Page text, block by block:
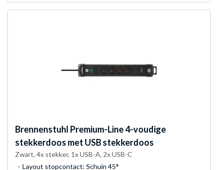
Brennenstuhl Premium-Line 4-voudige
stekkerdoos met USB stekkerdoos
Zwart, 4x stekker, 1x USB-A, 2x USB-C
Layout stopcontact: Schuin 45°